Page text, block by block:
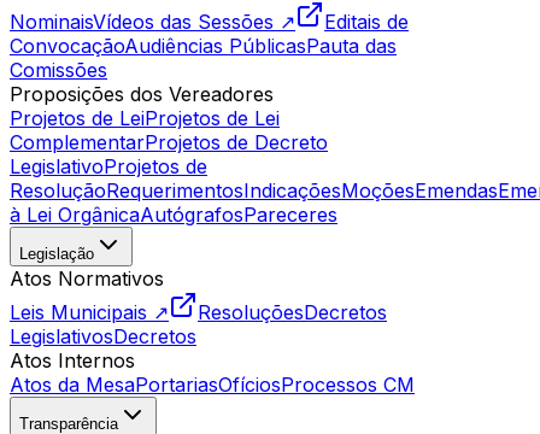
NominaisVídeos das Sessões ↗
Editais de
ConvocaçãoAudiências PúblicasPauta das
Comissões
Proposições dos Vereadores
Projetos de LeiProjetos de Lei
ComplementarProjetos de Decreto
LegislativoProjetos de
ResoluçãoRequerimentosIndicaçõesMoçõesEmendas
à Lei OrgânicaAutógrafosPareceres
Legislação
Atos Normativos
Leis Municipais ↗
ResoluçõesDecretos
LegislativosDecretos
Atos Internos
Atos da MesaPortariasOfíciosProcessos CM
Transparência